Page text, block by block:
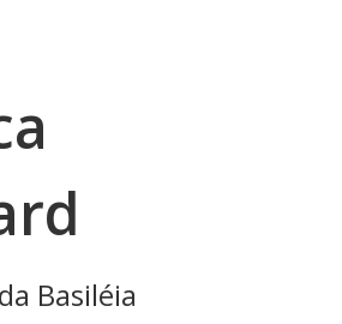
Basiléia